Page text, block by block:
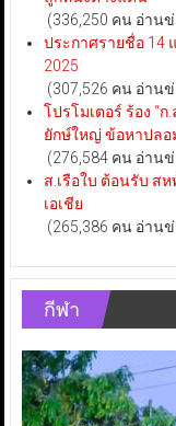
(336,250 คน อ่าน
ประกาศรายชื่อ 14
2025
(307,526 คน อ่าน
โปรโมเตอร์ ร้อง “
ยักษ์ใหญ่ ข้อหาปลอ
(276,584 คน อ่าน
ส.เรือใบ ต้อนรับ ส
เอเชีย
(265,386 คน อ่าน
กีฬา